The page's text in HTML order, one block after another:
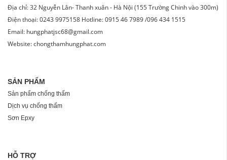
Địa chỉ: 32 Nguyễn Lân- Thanh xuân - Hà Nội (155 Trường Chinh vào 300m)
Điện thoại: 0243 9975158 Hotline: 0915 46 7989 /096 434 1515
Email: hungphatjsc68@gmail.com
Website: chongthamhungphat.com
SẢN PHẨM
Sản phẩm chống thấm
Dịch vụ chống thấm
Sơn Epxy
HỖ TRỢ